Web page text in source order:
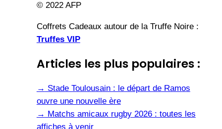
© 2022 AFP
Coffrets Cadeaux autour de la Truffe Noire :
Truffes VIP
Articles les plus populaires :
→ Stade Toulousain : le départ de Ramos
ouvre une nouvelle ère
→ Matchs amicaux rugby 2026 : toutes les
affiches à venir